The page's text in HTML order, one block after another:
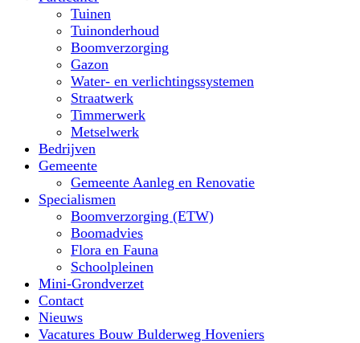
Tuinen
Tuinonderhoud
Boomverzorging
Gazon
Water- en verlichtingssystemen
Straatwerk
Timmerwerk
Metselwerk
Bedrijven
Gemeente
Gemeente Aanleg en Renovatie
Specialismen
Boomverzorging (ETW)
Boomadvies
Flora en Fauna
Schoolpleinen
Mini-Grondverzet
Contact
Nieuws
Vacatures Bouw Bulderweg Hoveniers